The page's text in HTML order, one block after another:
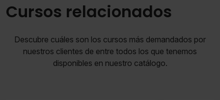
Cursos relacionados
Descubre cuáles son los cursos más demandados por
nuestros clientes de entre todos los que tenemos
disponibles en nuestro catálogo.